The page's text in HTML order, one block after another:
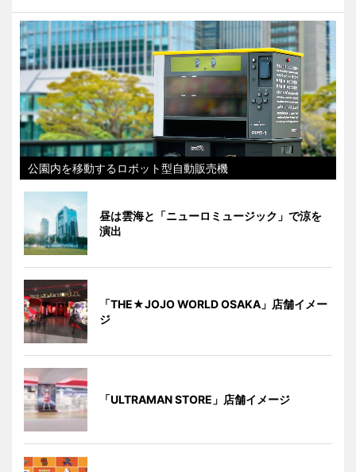
公園内を移動するロボット型自動販売機
昼は雲海と「ニューロミュージック」で涼を
演出
「THE★JOJO WORLD OSAKA」店舗イメー
ジ
「ULTRAMAN STORE」店舗イメージ